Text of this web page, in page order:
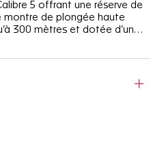
5 offrant une réserve de
montre de plongée haute
300 mètres et dotée d’un
LumiNova®, le cadran